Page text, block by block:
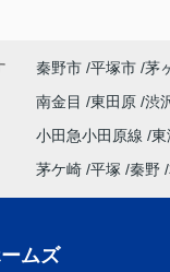
。
とうございました。
秦野市 平塚市 茅
南金目 東田原 渋
小田急小田原線 東
茅ケ崎 平塚 秦野
ムズ